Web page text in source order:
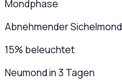
Mondphase
Abnehmender Sichelmond
15% beleuchtet
Neumond in 3 Tagen